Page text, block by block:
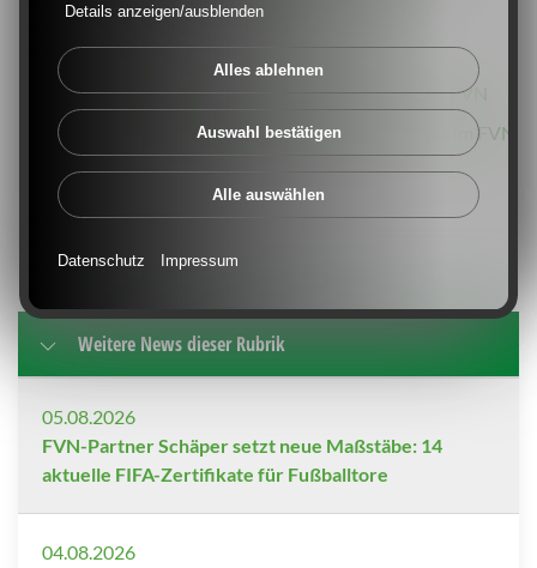
Jürgen Zeegers (jzeegers@t-online.de
Hier mehr Informationen zur Talentförderung im FVN
Hier geht's zu den aktuellen Stellenausschreibungen im FVN
Weitere News dieser Rubrik
05.08.2026
FVN-Partner Schäper setzt neue Maßstäbe: 14
aktuelle FIFA-Zertifikate für Fußballtore
04.08.2026
Details anzeigen/ausblenden
Alles ablehnen
Auswahl bestätigen
Alle auswählen
Datenschutz Impressum